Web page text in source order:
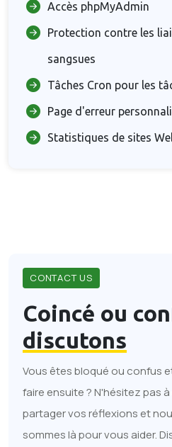
Accès phpMyAdmin
Protection contre les
sangsues
Tâches Cron pour les
Page d'erreur
Statistiques de sites
CONTACT US
Coincé ou
discutons
Vous êtes bloqué ou confus
faire ensuite ? N'hésitez pas
partager vos réflexions et
sommes là pour vous aider.